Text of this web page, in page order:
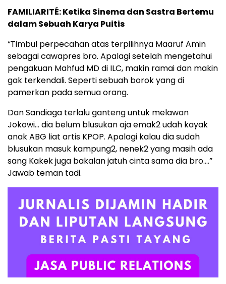
FAMILIARITÉ: Ketika Sinema dan Sastra Bertemu
dalam Sebuah Karya Puitis
“Timbul perpecahan atas terpilihnya Maaruf Amin
sebagai cawapres bro. Apalagi setelah mengetahui
pengakuan Mahfud MD di ILC, makin ramai dan makin
gak terkendali. Seperti sebuah borok yang di
pamerkan pada semua orang.
Dan Sandiaga terlalu ganteng untuk melawan
Jokowi… dia belum blusukan aja emak2 udah kayak
anak ABG liat artis KPOP. Apalagi kalau dia sudah
blusukan masuk kampung2, nenek2 yang masih ada
sang Kakek juga bakalan jatuh cinta sama dia bro….”
Jawab teman tadi.